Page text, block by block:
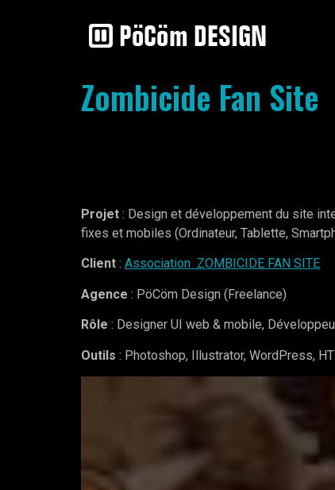
Zombicide Fan Site
Projet : Design et développement du site
fixes et mobiles (Ordinateur, Tablette,
Client : Association ZOMBICIDE FAN SITE
Agence : PöCöm Design (Freelance)
Rôle : Designer UI web & mobile,
Outils : Photoshop, Illustrator, WordPress,